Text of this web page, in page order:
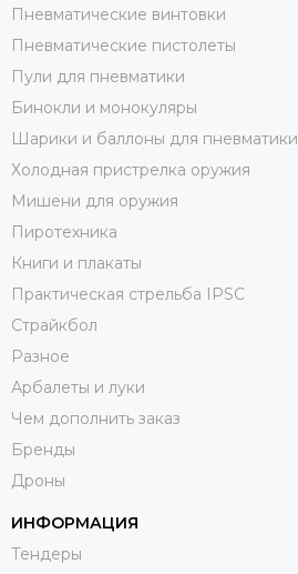
Пневматические винтовки
Пневматические пистолеты
Пули для пневматики
Бинокли и монокуляры
Шарики и баллоны для пневматики
Холодная пристрелка оружия
Мишени для оружия
Пиротехника
Книги и плакаты
Практическая стрельба IPSC
Страйкбол
Разное
Арбалеты и луки
Чем дополнить заказ
Бренды
Дроны
ИНФОРМАЦИЯ
Тендеры